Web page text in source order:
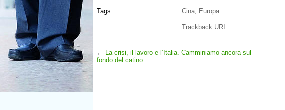
Tags Cina, Europa
Trackback URI
← La crisi, il lavoro e l’Italia. Camminiamo ancora sul
fondo del catino.